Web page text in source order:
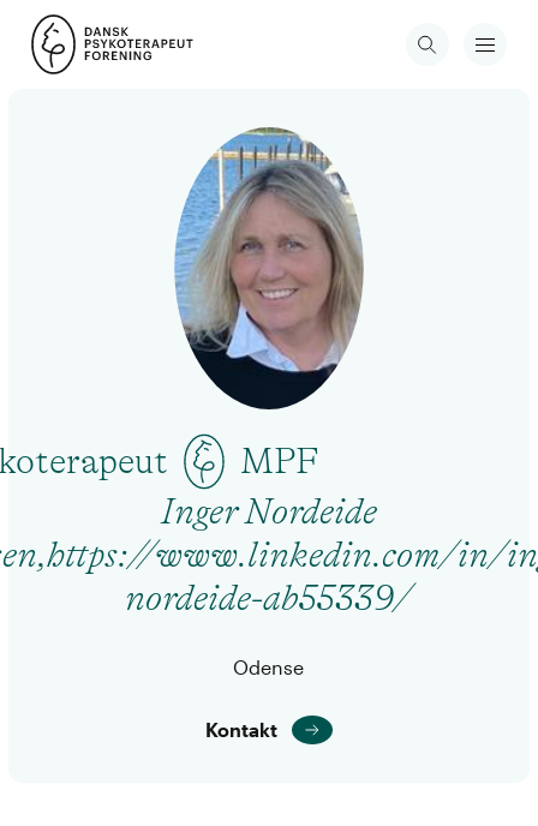
MPF
Inger Nordeide
www.linkedin.com/in/
nordeide-ab55339/
Odense
Kontakt